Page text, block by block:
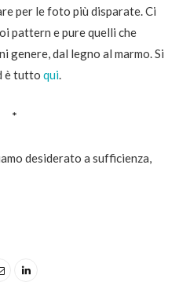
per le foto più disparate. Ci
pattern e pure quelli che
genere, dal legno al marmo. Si
è tutto qui.
*
desiderato a sufficienza,